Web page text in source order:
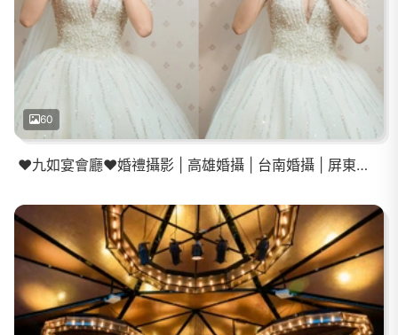
60
❤️九如宴會廳❤️婚禮攝影 | 高雄婚攝 | 台南婚攝 | 屏東婚攝 | 登記結婚 | 教會證婚.